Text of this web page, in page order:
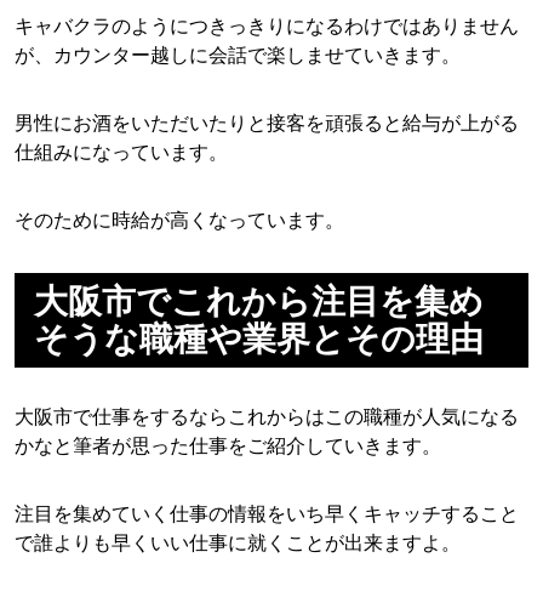
キャバクラのようにつきっきりになるわけではありません
が、カウンター越しに会話で楽しませていきます。
男性にお酒をいただいたりと接客を頑張ると給与が上がる
仕組みになっています。
そのために時給が高くなっています。
大阪市でこれから注目を集め
そうな職種や業界とその理由
大阪市で仕事をするならこれからはこの職種が人気になる
かなと筆者が思った仕事をご紹介していきます。
注目を集めていく仕事の情報をいち早くキャッチすること
で誰よりも早くいい仕事に就くことが出来ますよ。